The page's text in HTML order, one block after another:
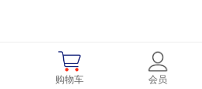
购物车 会员